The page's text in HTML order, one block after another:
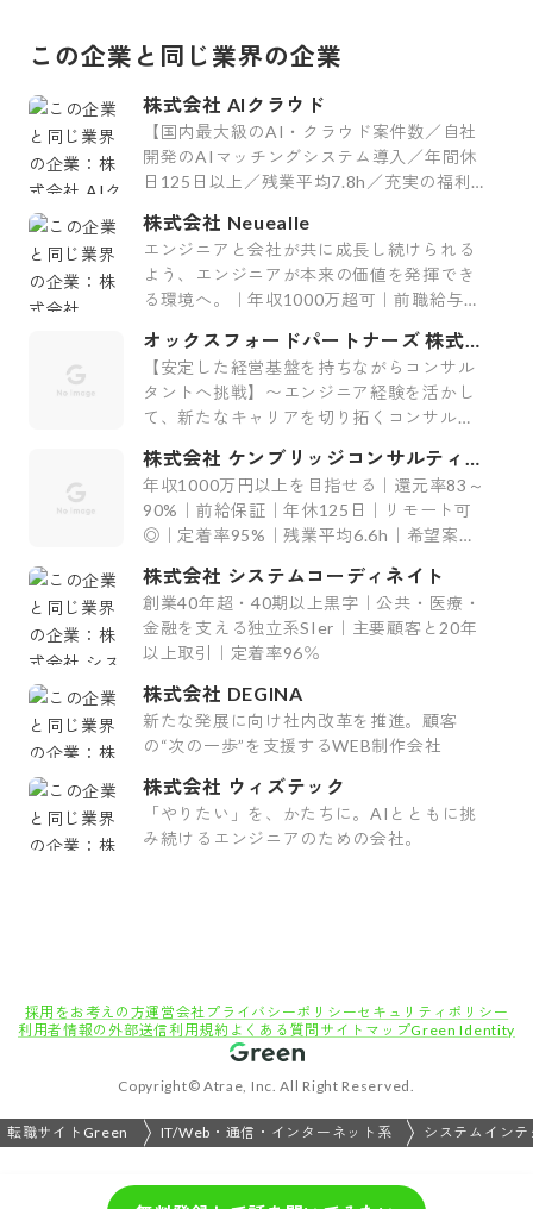
この企業と同じ業界の企業
株式会社 AIクラウド
【国内最大級のAI・クラウド案件数／自社
開発のAIマッチングシステム導入／年間休
日125日以上／残業平均7.8h／充実の福利
株式会社 Neuealle
エンジニアと会社が共に成長し続けられる
よう、エンジニアが本来の価値を発揮でき
る環境へ。｜年収1000万超可｜前職給与保
オックスフォードパートナーズ 株式会
社
【安定した経営基盤を持ちながらコンサル
タントへ挑戦】〜エンジニア経験を活かし
て、新たなキャリアを切り拓くコンサルテ
株式会社 ケンブリッジコンサルティン
グ
年収1000万円以上を目指せる｜還元率83～
90%｜前給保証｜年休125日｜リモート可
◎｜定着率95%｜残業平均6.6h｜希望案件
株式会社 システムコーディネイト
創業40年超・40期以上黒字｜公共・医療・
金融を支える独立系SIer｜主要顧客と20年
以上取引｜定着率96％
株式会社 DEGINA
新たな発展に向け社内改革を推進。顧客
の“次の一歩”を支援するWEB制作会社
株式会社 ウィズテック
「やりたい」を、かたちに。AIとともに挑
み続けるエンジニアのための会社。
採用をお考えの方運営会社 プライバシーポリシーセキュリティポリシー
利用者情報の外部送信利用規約 よくある質問 サイトマップGreen Identity
Copyright© Atrae, Inc. All Right Reserved.
転職サイトGreen IT/Web・通信・インターネット系 システムイン